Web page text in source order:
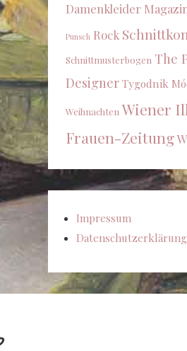
Damenkleider
Punsch Rock
Schnittmusterbogen The
Designer Tygodnik
Weihnachten Wiener
Frauen-Zeitung
Impressum
Datenschutzerklärung